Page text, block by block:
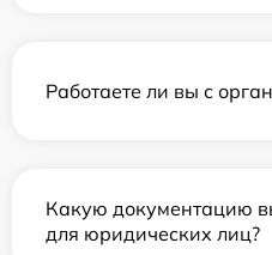
Работаете ли вы с
Какую документацию
для юридических лиц?